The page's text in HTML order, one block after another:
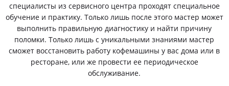
специалисты из сервисного центра проходят специальное
обучение и практику. Только лишь после этого мастер может
выполнить правильную диагностику и найти причину
поломки. Только лишь с уникальными знаниями мастер
сможет восстановить работу кофемашины у вас дома или в
ресторане, или же провести ее периодическое
обслуживание.